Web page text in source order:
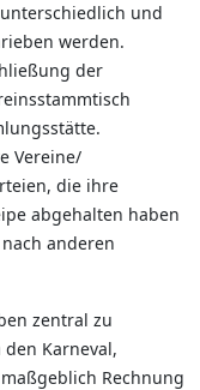
und
werden.
der
Vereine/
die ihre
abgehalten haben
anderen
zentral zu
Karneval,
Rechnung